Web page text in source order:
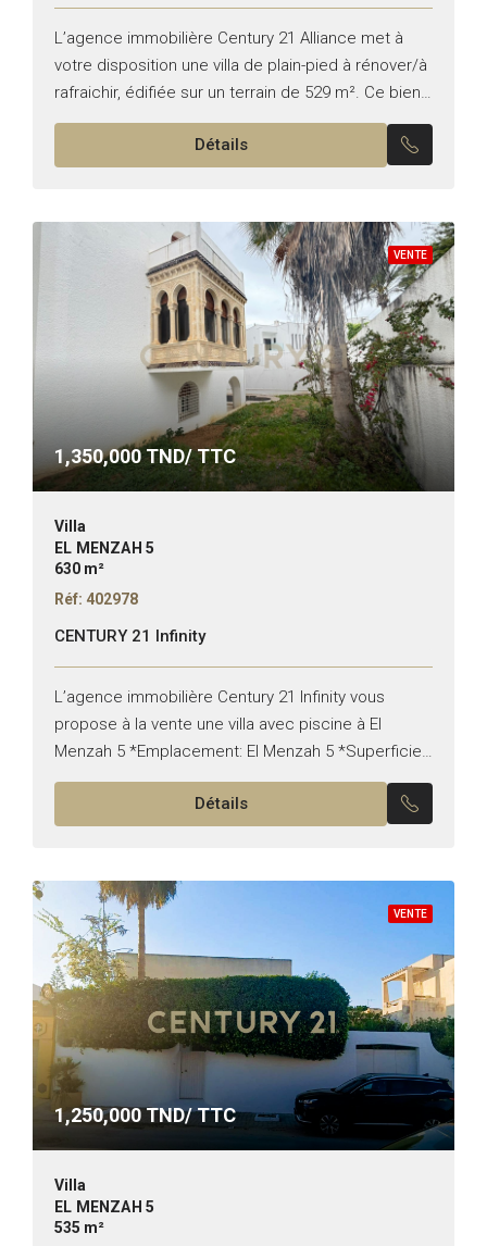
L’agence immobilière Century 21 Alliance met à
votre disposition une villa de plain-pied à rénover/à
rafraichir, édifiée sur un terrain de 529 m². Ce bien,
d’une superficie bâtie d’environ 200 m², bénéficie...
Détails
VENTE
1,350,000TND/ TTC
Villa
EL MENZAH 5
630 m²
Réf: 402978
CENTURY 21 Infinity
L’agence immobilière Century 21 Infinity vous
propose à la vente une villa avec piscine à El
Menzah 5 *Emplacement: El Menzah 5 *Superficie:
532 m² terrain / 630m² Bati Pour plus
Détails
VENTE
1,250,000TND/ TTC
Villa
EL MENZAH 5
535 m²